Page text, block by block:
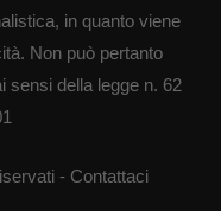
in quanto viene
Non può pertanto
sensi della legge n. 62
- Contattaci